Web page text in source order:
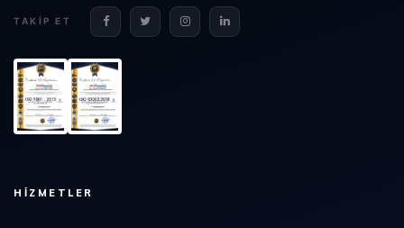
TAKIP ET
HIZMETLER